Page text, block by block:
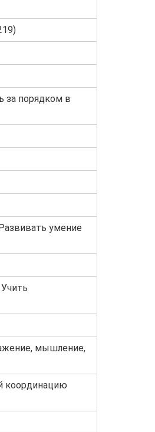
за порядком в
умение
мышление,
координацию